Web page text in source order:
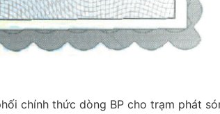
chính thức dòng BP cho trạm phát